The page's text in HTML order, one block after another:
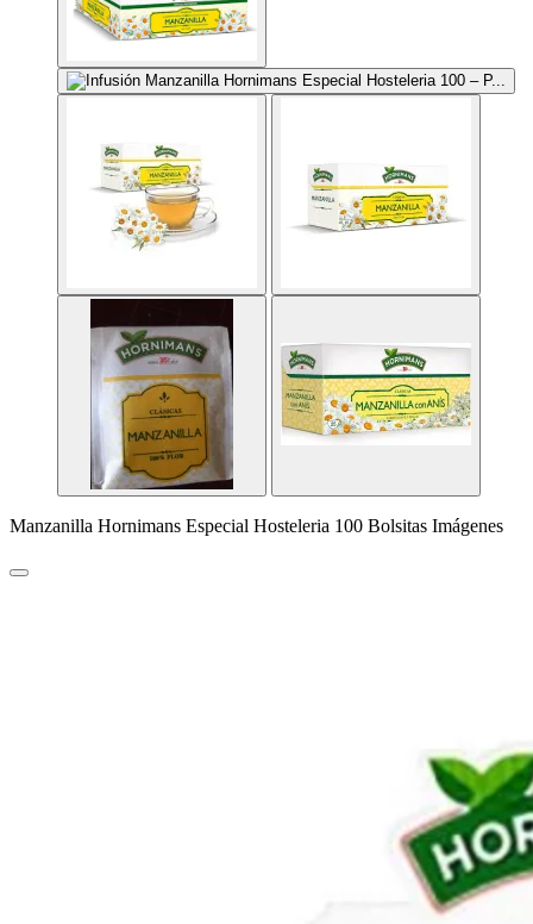
Manzanilla Hornimans Especial Hosteleria 100 Bolsitas Imágenes